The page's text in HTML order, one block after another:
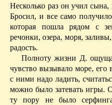
Несколько раз он учил
Бросил, и все само
которая пошла рядом с
речонки, озера, моря,
радость.
Полноту жизни Д.
чувство вызывало море, его
с ними надо ладить,
можно было затевать игры.
ту пору не было